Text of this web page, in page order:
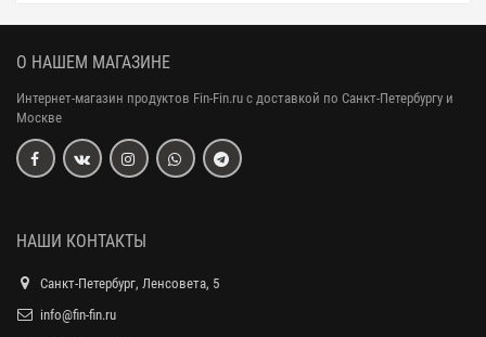
О НАШЕМ МАГАЗИНЕ
Интернет-магазин продуктов Fin-Fin.ru с доставкой по Санкт-Петербургу и
Москве
НАШИ КОНТАКТЫ
Санкт-Петербург, Ленсовета, 5
info@fin-fin.ru